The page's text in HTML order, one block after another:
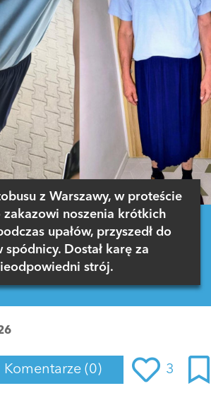
z Warszawy, w proteście
zakazowi noszenia krótkich
upałów, przyszedł do
spódnicy. Dostał karę za
strój.
Komentarze (0) 3